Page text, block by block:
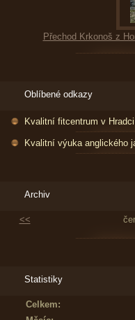
Přechod Krkonoš z
Oblíbené odkazy
Kvalitní fitcentrum v
Kvalitní výuka anglického
Archiv
<<
Statistiky
Celkem: